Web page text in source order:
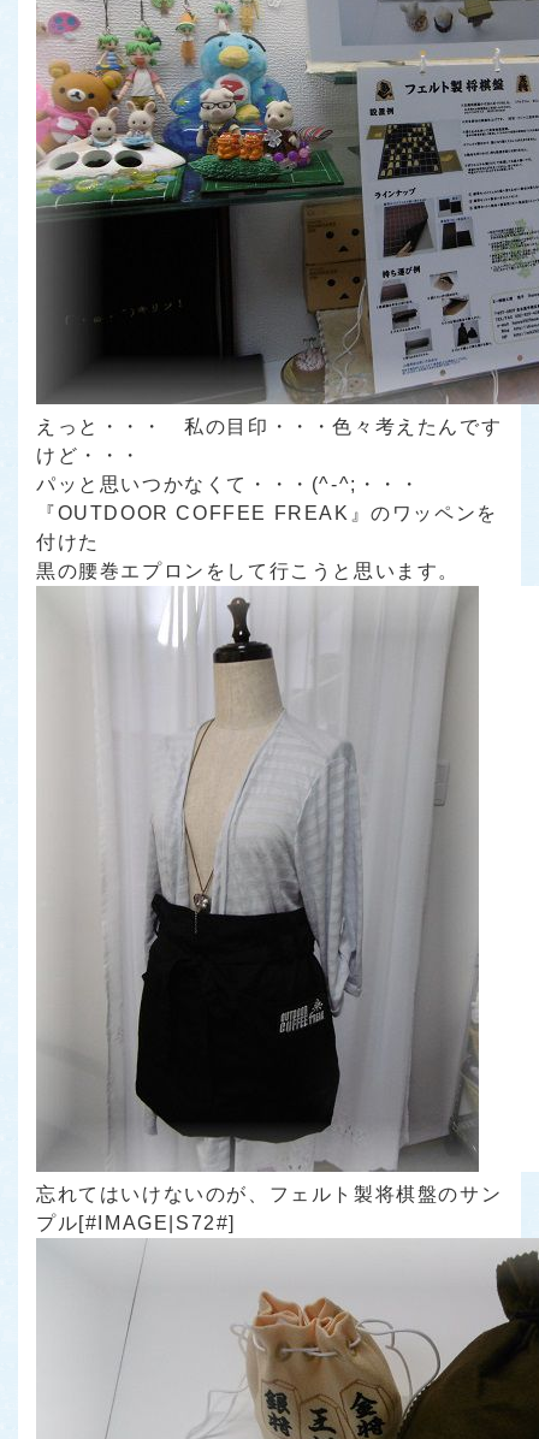
えっと・・・ 私の目印・・・色々考えたんです
けど・・・
パッと思いつかなくて・・・(^-^;・・・
『OUTDOOR COFFEE FREAK』のワッペンを
付けた
黒の腰巻エプロンをして行こうと思います。
忘れてはいけないのが、フェルト製将棋盤のサン
プル[#IMAGE|S72#]